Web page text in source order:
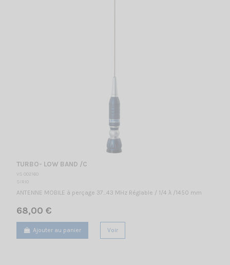
TURBO- LOW BAND /C
VS 002160
SIRIO
ANTENNE MOBILE à perçage 37...43 MHz Réglable / 1/4 λ /1450 mm
68,00 €
Ajouter au panier Voir